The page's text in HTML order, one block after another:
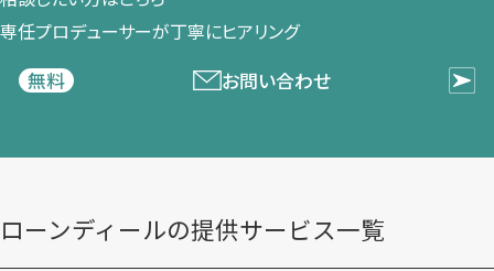
専任プロデューサーが​丁寧に​ヒアリング
無料
お問い合わせ
ローンディールの​提供サービス一覧